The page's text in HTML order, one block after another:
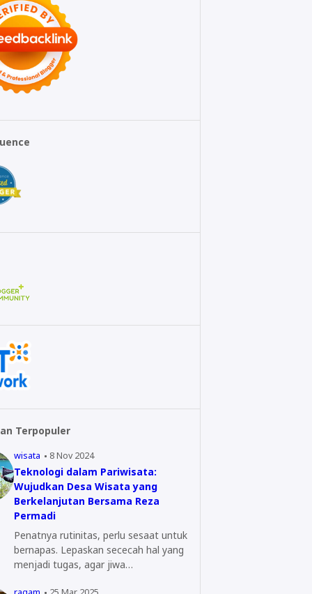
Terpopuler
wisata 8 Nov 2024
Teknologi dalam Pariwisata:
Wujudkan Desa Wisata yang
Berkelanjutan Bersama Reza
Permadi
Penatnya rutinitas, perlu sesaat untuk
bernapas. Lepaskan sececah hal yang
menjadi tugas, agar jiwa…